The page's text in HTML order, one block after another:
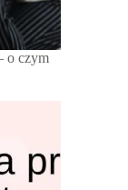
o czym